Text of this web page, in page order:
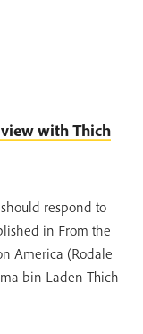
with Thich
respond to
in From the
America (Rodale
bin Laden Thich